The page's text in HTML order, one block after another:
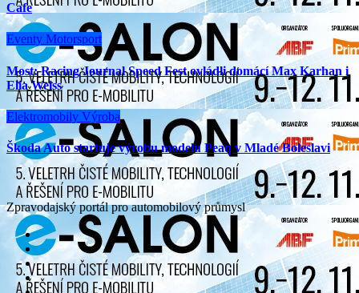
Cafe
Eventy Motorsport
Most: Racing Journal Speed Fest ovládli domácí Max Karhan i
Elia Weiss
Elektromobily Výroba
Škoda Auto startuje výrobu modelu Peaq v Mladé Boleslavi
Zpravodajský portál pro automobilový průmysl